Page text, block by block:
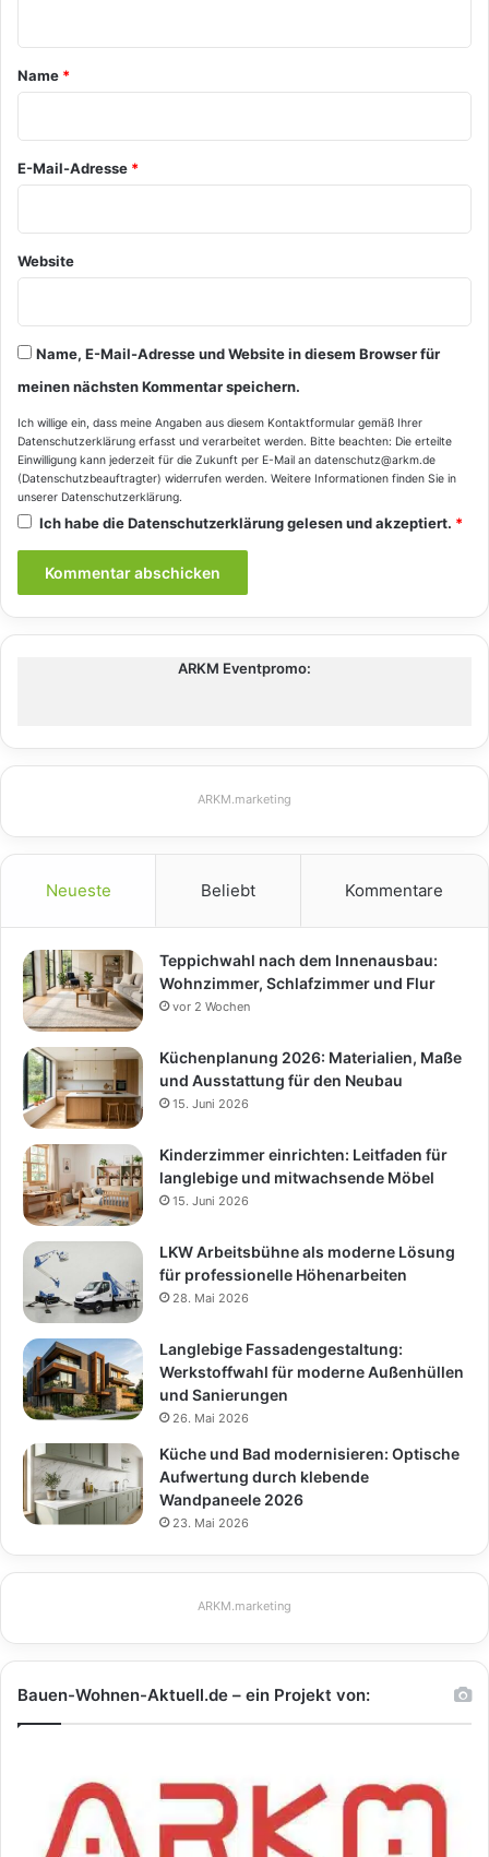
a
*
Name *
E-Mail-Adresse *
Website
Name, E-Mail-Adresse und Website in diesem Browser für
meinen nächsten Kommentar speichern.
Ich willige ein, dass meine Angaben aus diesem Kontaktformular gemäß Ihrer
Datenschutzerklärung erfasst und verarbeitet werden. Bitte beachten: Die erteilte
Einwilligung kann jederzeit für die Zukunft per E-Mail an datenschutz@arkm.de
(Datenschutzbeauftragter) widerrufen werden. Weitere Informationen finden Sie in
unserer Datenschutzerklärung.
Ich habe dieDatenschutzerklärunggelesen und akzeptiert. *
ARKM Eventpromo:
ARKM.marketing
Neueste Beliebt Kommentare
Teppichwahl nach dem Innenausbau:
Wohnzimmer, Schlafzimmer und Flur
vor 2 Wochen
Küchenplanung 2026: Materialien, Maße
und Ausstattung für den Neubau
15. Juni 2026
Kinderzimmer einrichten: Leitfaden für
langlebige und mitwachsende Möbel
15. Juni 2026
LKW Arbeitsbühne als moderne Lösung
für professionelle Höhenarbeiten
28. Mai 2026
Langlebige Fassadengestaltung:
Werkstoffwahl für moderne Außenhüllen
und Sanierungen
26. Mai 2026
Küche und Bad modernisieren: Optische
Aufwertung durch klebende
Wandpaneele 2026
23. Mai 2026
ARKM.marketing
Bauen-Wohnen-Aktuell.de – ein Projekt von: